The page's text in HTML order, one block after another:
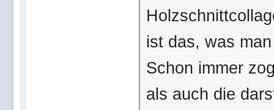
ist das, was
Schon immer
als auch die